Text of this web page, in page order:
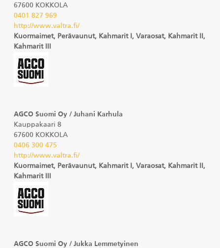
67600 KOKKOLA
0401 827 969
http://www.valtra.fi/
Kuormaimet, Perävaunut, Kahmarit I, Varaosat, Kahmarit II,
Kahmarit III
AGCO Suomi Oy / Juhani Karhula
Kauppakaari 8
67600 KOKKOLA
0406 300 475
http://www.valtra.fi/
Kuormaimet, Perävaunut, Kahmarit I, Varaosat, Kahmarit II,
Kahmarit III
AGCO Suomi Oy / Jukka Lemmetyinen